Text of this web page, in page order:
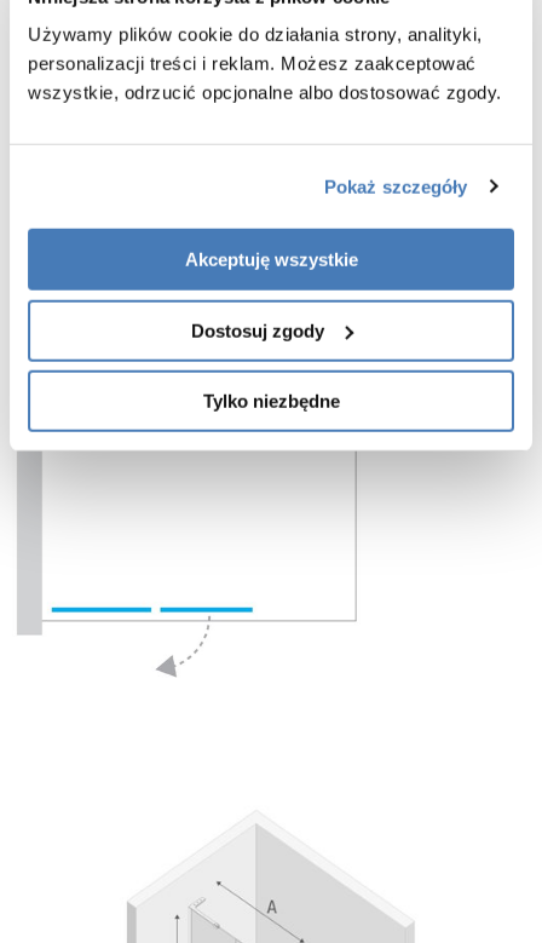
Używamy plików cookie do działania strony, analityki,
personalizacji treści i reklam. Możesz zaakceptować
wszystkie, odrzucić opcjonalne albo dostosować zgody.
Pokaż szczegóły
Akceptuję wszystkie
Dostosuj zgody
Tylko niezbędne
dla osób, które szukają połączenia estetyki, komfortu i niezawodności w
codziennym użytkowaniu.
Charakterystyka parawanu wannowego Nesta wykończenie złoty połysk
- wysokość:150 cm
- szybki montaż
- gwarancja 3 lata